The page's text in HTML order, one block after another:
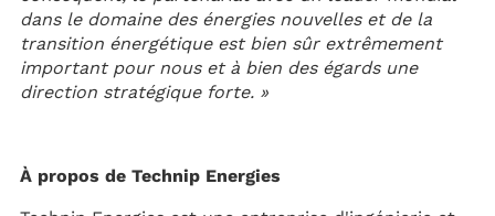
dans le domaine des énergies nouvelles et de la
transition énergétique est bien sûr extrêmement
important pour nous et à bien des égards une
direction stratégique forte. »
À propos de Technip Energies